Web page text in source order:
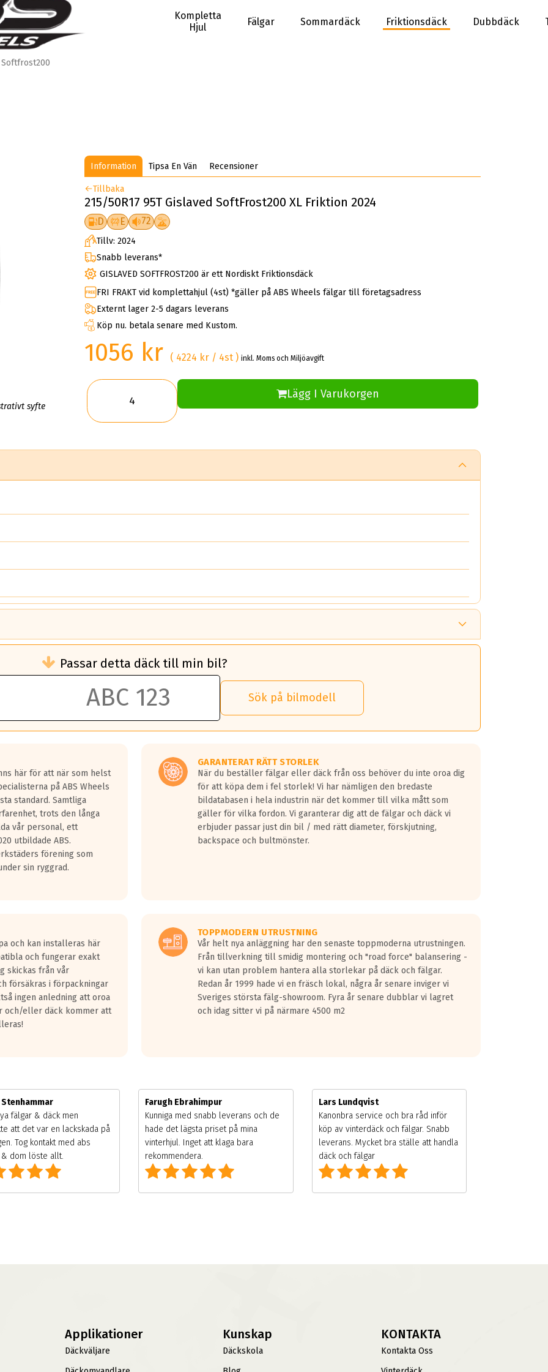
Kompletta
Hjul
Fälgar Sommardäck Friktionsdäck Dubbdäck
Softfrost200
syfte
Information Tipsa En Vän Recensioner
Tillbaka
215/50R17 95T Gislaved SoftFrost200 XL Friktion 2024
D E 72
Tillv: 2024
Snabb leverans*
GISLAVED SOFTFROST200 är ett Nordiskt Friktionsdäck
FRI FRAKT vid komplettahjul (4st) *gäller på ABS Wheels fälgar till företagsadress
Externt lager 2-5 dagars leverans
Köp nu. betala senare med Kustom.
1056 kr ( 4224 kr / 4st )inkl. Moms och Miljöavgift
Lägg I Varukorgen
än ett klass G däck.
50 liter bränsle med ett klass A däck gentemot ett klass G däck.
vilken rutt du kör, samt vilken körstil du använder.
lastbilar.
på en väg där det ligger 0.5-1.5 mm vatten.
fyra billängder( ca 18meter) mellan däck med betyg A gentemot
överträffa motorljudet.
ett däck med vågar. Hög bullernivå markeras med svarta vågor
kraven som finns i dagsläget, men är inte längre tillåtna enligt nya
Passar detta däck till min bil?
Sök på bilmodell
här för att när som helst
på ABS Wheels
standard. Samtliga
trots den långa
vår personal, ett
utbildade ABS.
förening som
sin ryggrad.
GARANTERAT RÄTT STORLEK
När du beställer fälgar eller däck från oss behöver du inte oroa dig
för att köpa dem i fel storlek! Vi har nämligen den bredaste
bildatabasen i hela industrin när det kommer till vilka mått som
gäller för vilka fordon. Vi garanterar dig att de fälgar och däck vi
erbjuder passar just din bil / med rätt diameter, förskjutning,
backspace och bultmönster.
och kan installeras här
och fungerar exakt
skickas från vår
försäkras i förpackningar
ingen anledning att oroa
och/eller däck kommer att
TOPPMODERN UTRUSTNING
Vår helt nya anläggning har den senaste toppmoderna utrustningen.
Från tillverkning till smidig montering och "road force" balansering -
vi kan utan problem hantera alla storlekar på däck och fälgar.
Redan år 1999 hade vi en fräsch lokal, några år senare inviger vi
Sveriges största fälg-showroom. Fyra år senare dubblar vi lagret
och idag sitter vi på närmare 4500 m2
Stenhammar
fälgar & däck men
att det var en lackskada på
Tog kontakt med abs
dom löste allt.
Farugh Ebrahimpur
Kunniga med snabb leverans och de
hade det lägsta priset på mina
vinterhjul. Inget att klaga bara
rekommendera.
Lars Lundqvist
Kanonbra service och bra råd inför
köp av vinterdäck och fälgar. Snabb
leverans. Mycket bra ställe att handla
däck och fälgar
Applikationer
Däckväljare
Kunskap
Däckskola
KONTAKTA
Kontakta Oss